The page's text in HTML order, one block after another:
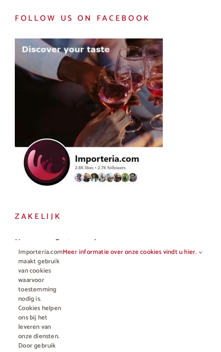
FOLLOW US ON FACEBOOK
ZAKELIJK
Horeca en Gastronomie
Vakhandel
Importeria.com
maakt gebruik
van cookies
waarvoor
toestemming
nodig is.
Cookies helpen
ons bij het
leveren van
onze diensten.
Door gebruik
Meer informatie over onze cookies vindt u hier.